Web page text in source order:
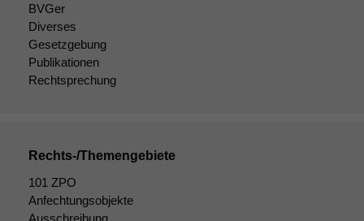
BVGer
Diverses
Gesetzgebung
Publikationen
Rechtsprechung
Rechts-/Themengebiete
101 ZPO
Anfechtungsobjekte
Ausschreibung